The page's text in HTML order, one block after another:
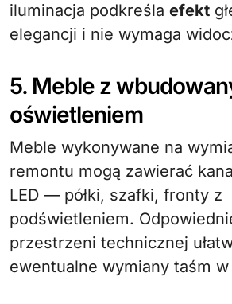
iluminacja podkreśla efekt
elegancji i nie wymaga
5. Meble z
oświetleniem
Meble wykonywane na
remontu mogą zawierać
LED — półki, szafki, fronty z
podświetleniem.
przestrzeni technicznej
ewentualne wymiany taśm w